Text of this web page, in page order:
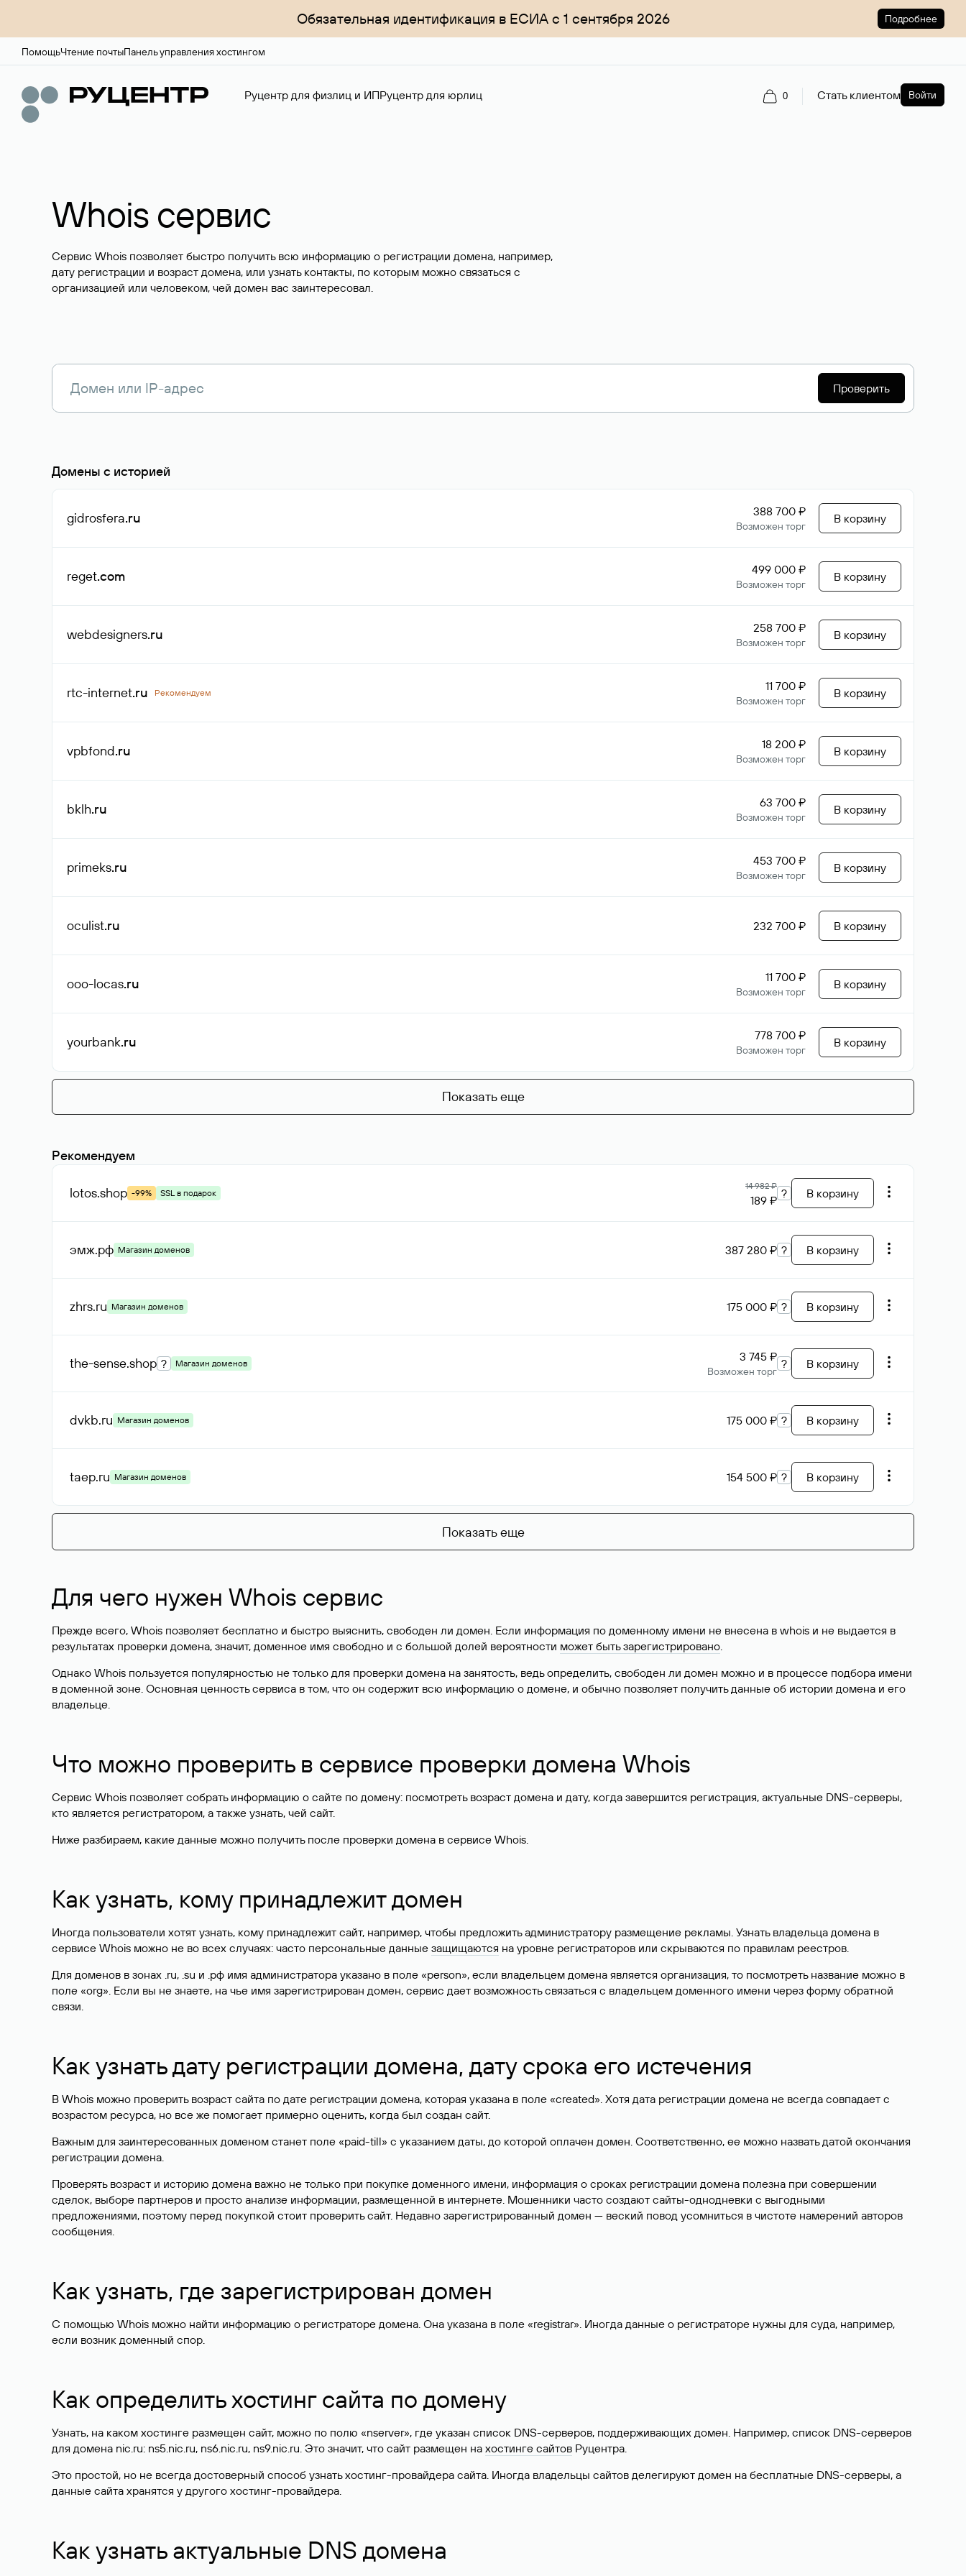
Обязательная идентификация в ЕСИА с 1 сентября 2026 Подробнее
ПомощьЧтение почтыПанель управления хостингом
Руцентр для физлиц и ИПРуцентр для юрлиц 0 Стать клиентом Войти
Whois сервис
Сервис Whois позволяет быстро получить всю информацию о регистрации домена, например,
дату регистрации и возраст домена, или узнать контакты, по которым можно связаться с
организацией или человеком, чей домен вас заинтересовал.
Проверить
Домены с историей
gidrosfera.ru 388 700 ₽
Возможен торг
В корзину
reget.com 499 000 ₽
Возможен торг
В корзину
webdesigners.ru 258 700 ₽
Возможен торг
В корзину
rtc-internet.ru Рекомендуем 11 700 ₽
Возможен торг
В корзину
vpbfond.ru 18 200 ₽
Возможен торг
В корзину
bklh.ru 63 700 ₽
Возможен торг
В корзину
primeks.ru 453 700 ₽
Возможен торг
В корзину
oculist.ru 232 700 ₽ В корзину
ooo-locas.ru 11 700 ₽
Возможен торг
В корзину
yourbank.ru 778 700 ₽
Возможен торг
В корзину
Показать еще
Рекомендуем
lotos.shop -99% SSL в подарок
14 982 ₽
189 ₽ ? В корзину
эмж.рф Магазин доменов 387 280 ₽ ? В корзину
zhrs.ru Магазин доменов 175 000 ₽ ? В корзину
the-sense.shop ? Магазин доменов 3 745 ₽
Возможен торг
? В корзину
dvkb.ru Магазин доменов 175 000 ₽ ? В корзину
taep.ru Магазин доменов 154 500 ₽ ? В корзину
Показать еще
Для чего нужен Whois сервис
Прежде всего, Whois позволяет бесплатно и быстро выяснить, свободен ли домен. Если информация по доменному имени не внесена в whois и не выдается в
результатах проверки домена, значит, доменное имя свободно и с большой долей вероятности может быть зарегистрировано.
Однако Whois пользуется популярностью не только для проверки домена на занятость, ведь определить, свободен ли домен можно и в процессе подбора имени
в доменной зоне. Основная ценность сервиса в том, что он содержит всю информацию о домене, и обычно позволяет получить данные об истории домена и его
владельце.
Что можно проверить в сервисе проверки домена Whois
Сервис Whois позволяет собрать информацию о сайте по домену: посмотреть возраст домена и дату, когда завершится регистрация, актуальные DNS-серверы,
кто является регистратором, а также узнать, чей сайт.
Ниже разбираем, какие данные можно получить после проверки домена в сервисе Whois.
Как узнать, кому принадлежит домен
Иногда пользователи хотят узнать, кому принадлежит сайт, например, чтобы предложить администратору размещение рекламы. Узнать владельца домена в
сервисе Whois можно не во всех случаях: часто персональные данные защищаются на уровне регистраторов или скрываются по правилам реестров.
Для доменов в зонах .ru, .su и .рф имя администратора указано в поле «person», если владельцем домена является организация, то посмотреть название можно в
поле «org». Если вы не знаете, на чье имя зарегистрирован домен, сервис дает возможность связаться с владельцем доменного имени через форму обратной
связи.
Как узнать дату регистрации домена, дату срока его истечения
В Whois можно проверить возраст сайта по дате регистрации домена, которая указана в поле «created». Хотя дата регистрации домена не всегда совпадает с
возрастом ресурса, но все же помогает примерно оценить, когда был создан сайт.
Важным для заинтересованных доменом станет поле «paid-till» с указанием даты, до которой оплачен домен. Соответственно, ее можно назвать датой окончания
регистрации домена.
Проверять возраст и историю домена важно не только при покупке доменного имени, информация о сроках регистрации домена полезна при совершении
сделок, выборе партнеров и просто анализе информации, размещенной в интернете. Мошенники часто создают сайты-однодневки с выгодными
предложениями, поэтому перед покупкой стоит проверить сайт. Недавно зарегистрированный домен — веский повод усомниться в чистоте намерений авторов
сообщения.
Как узнать, где зарегистрирован домен
С помощью Whois можно найти информацию о регистраторе домена. Она указана в поле «registrar». Иногда данные о регистраторе нужны для суда, например,
если возник доменный спор.
Как определить хостинг сайта по домену
Узнать, на каком хостинге размещен сайт, можно по полю «nserver», где указан список DNS-серверов, поддерживающих домен. Например, список DNS-серверов
для домена nic.ru: ns5.nic.ru, ns6.nic.ru, ns9.nic.ru. Это значит, что сайт размещен на хостинге сайтов Руцентра.
Это простой, но не всегда достоверный способ узнать хостинг-провайдера сайта. Иногда владельцы сайтов делегируют домен на бесплатные DNS-серверы, а
данные сайта хранятся у другого хостинг-провайдера.
Как узнать актуальные DNS домена